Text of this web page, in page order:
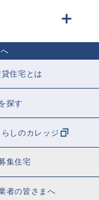
貸住宅とは
探す
らしのカレッジ
集住宅
者の皆さまへ